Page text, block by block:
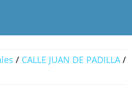
/ CALLE JUAN DE PADILLA/